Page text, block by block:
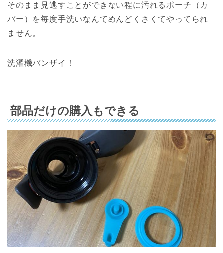
そのまま見逃すことができない程に汚れるポーチ（カ
バー）を毎度手洗いなんてめんどくさくてやってられ
ません。
洗濯機バンザイ！
部品だけの購入もできる